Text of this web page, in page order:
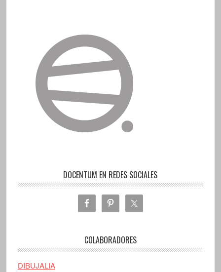
DOCENTUM EN REDES SOCIALES
COLABORADORES
DIBUJALIA